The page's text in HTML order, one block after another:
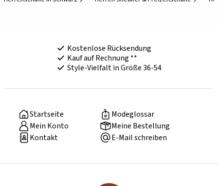
Kostenlose Rücksendung
Kauf auf Rechnung **
Style-Vielfalt in Größe 36-54
Startseite
Modeglossar
Mein Konto
Meine Bestellung
Kontakt
E-Mail schreiben